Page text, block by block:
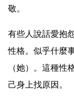
敬。
有些人說話愛抱
性格。似乎什麼
（她）。這種性
己身上找原因。